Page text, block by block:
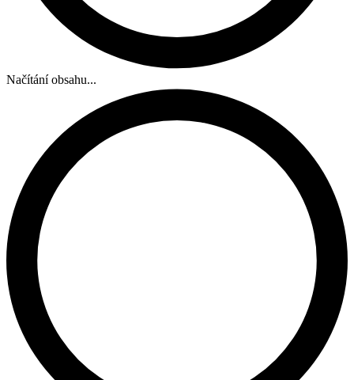
Načítání obsahu...